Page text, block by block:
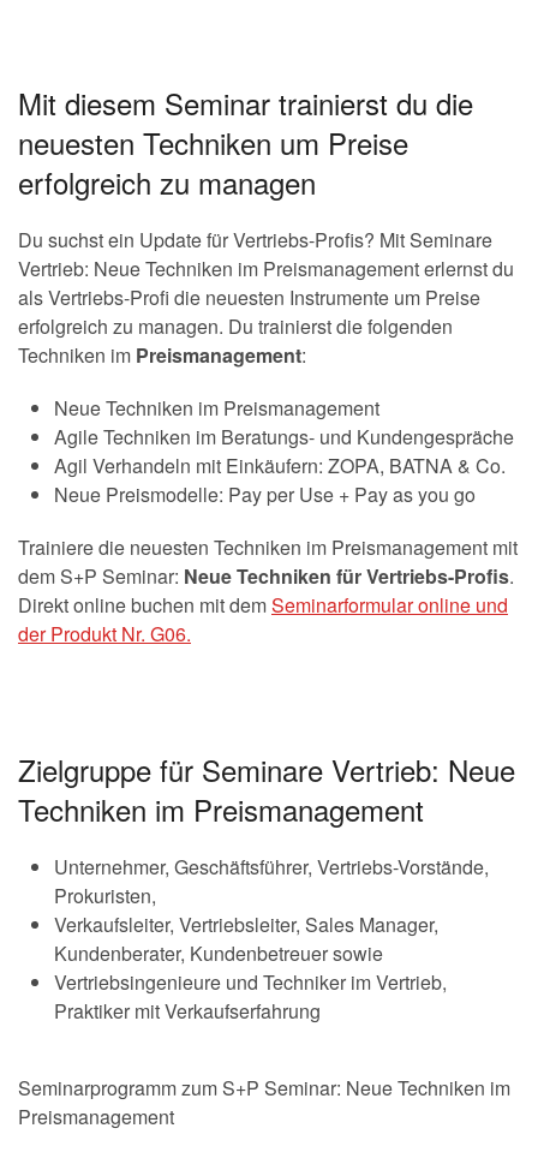
Mit diesem Seminar trainierst du die
neuesten Techniken um Preise
erfolgreich zu managen
Du suchst ein Update für Vertriebs-Profis? Mit Seminare
Vertrieb: Neue Techniken im Preismanagement erlernst du
als Vertriebs-Profi die neuesten Instrumente um Preise
erfolgreich zu managen. Du trainierst die folgenden
Techniken im Preismanagement:
Neue Techniken im Preismanagement
Agile Techniken im Beratungs- und Kundengespräche
Agil Verhandeln mit Einkäufern: ZOPA, BATNA & Co.
Neue Preismodelle: Pay per Use + Pay as you go
Trainiere die neuesten Techniken im Preismanagement mit
dem S+P Seminar: Neue Techniken für Vertriebs-Profis.
Direkt online buchen mit demSeminarformular online und
der Produkt Nr. G06.
Zielgruppe für Seminare Vertrieb: Neue
Techniken im Preismanagement
Unternehmer, Geschäftsführer, Vertriebs-Vorstände,
Prokuristen,
Verkaufsleiter, Vertriebsleiter, Sales Manager,
Kundenberater, Kundenbetreuer sowie
Vertriebsingenieure und Techniker im Vertrieb,
Praktiker mit Verkaufserfahrung
Seminarprogramm zum S+P Seminar: Neue Techniken im
Preismanagement